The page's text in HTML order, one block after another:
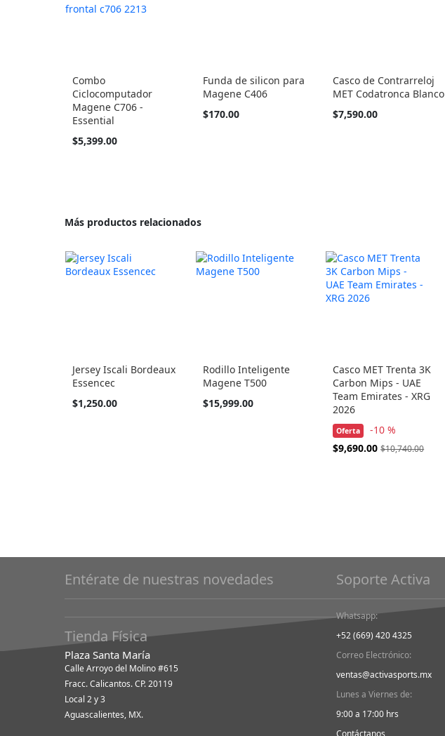
Combo
Ciclocomputador
Magene C706 -
Essential
$5,399.00
Funda de silicon para
Magene C406
$170.00
Casco de Contrarreloj
MET Codatronca Blanco
Tan
$7,590.00
Más productos relacionados
Jersey Iscali Bordeaux
Essencec
Tan
$1,250.00
Rodillo Inteligente
Magene T500
$15,999.00
Casco MET Trenta 3K
Carbon Mips - UAE
Team Emirates - XRG
2026
Oferta -10 %
Precio
$9,690.00 $10,740.00
Entérate de nuestras novedades
Tienda Física
Plaza Santa María
Calle Arroyo del Molino #615
Fracc. Calicantos. CP. 20119
Local 2 y 3
Aguascalientes, MX.
Soporte Activa
Whatsapp:
+52 (669) 420 4325
Correo Electrónico:
ventas@activasports.mx
Lunes a Viernes de:
9:00 a 17:00 hrs
Contáctanos